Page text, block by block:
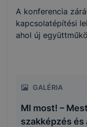
A konferencia
kapcsolatépítési
ahol új
GALÉRIA
MI most! –
szakképzés és